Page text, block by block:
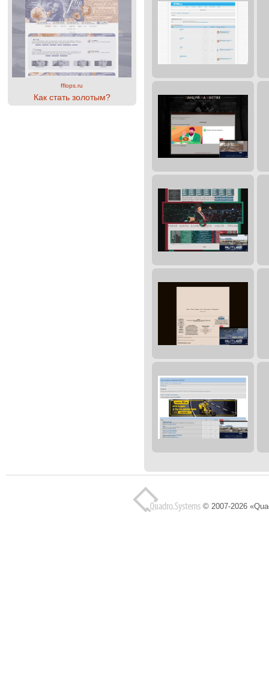
fflops.ru
Как стать золотым?
© 2007-2026